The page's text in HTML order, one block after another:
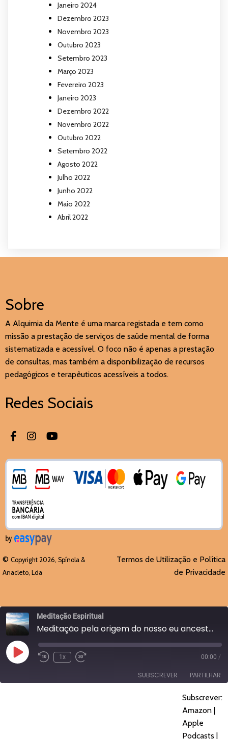
Janeiro 2024
Dezembro 2023
Novembro 2023
Outubro 2023
Setembro 2023
Março 2023
Fevereiro 2023
Janeiro 2023
Dezembro 2022
Novembro 2022
Outubro 2022
Setembro 2022
Agosto 2022
Julho 2022
Junho 2022
Maio 2022
Abril 2022
Sobre
A Alquimia da Mente é uma marca registada e tem como
missão a prestação de serviços de saúde mental de forma
sistematizada e acessível. O foco não é apenas a prestação
de consultas, mas também a disponibilização de recursos
pedagógicos e terapêuticos acessíveis a todos.
Redes Sociais
© Copyright 2026, Spínola &
Anacleto, Lda
Termos de Utilização e Política
de Privacidade
Meditação Espiritual
Meditação pela origem do nosso eu ancestral
Reproduzir
episódio
1x 00:00 /
SUBSCREVER PARTILHAR
Subscrever:
Amazon |
Apple
Podcasts |